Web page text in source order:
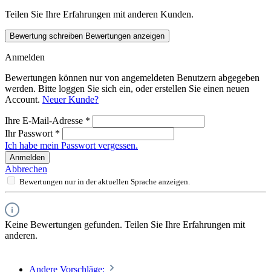
Teilen Sie Ihre Erfahrungen mit anderen Kunden.
Bewertung schreiben Bewertungen anzeigen
Anmelden
Bewertungen können nur von angemeldeten Benutzern abgegeben
werden. Bitte loggen Sie sich ein, oder erstellen Sie einen neuen
Account. Neuer Kunde?
Ihre E-Mail-Adresse *
Ihr Passwort *
Ich habe mein Passwort vergessen.
Anmelden
Abbrechen
Bewertungen nur in der aktuellen Sprache anzeigen.
Keine Bewertungen gefunden. Teilen Sie Ihre Erfahrungen mit
anderen.
Andere Vorschläge: